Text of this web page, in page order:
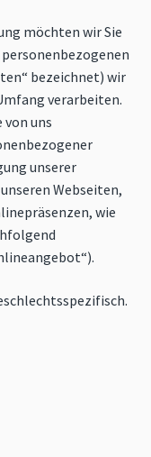
möchten wir Sie
bezeichnet) wir
verarbeiten.
uns
unserer
Webseiten,
wie